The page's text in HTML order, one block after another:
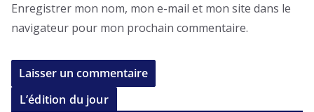
Enregistrer mon nom, mon e-mail et mon site dans le
navigateur pour mon prochain commentaire.
L’édition du jour